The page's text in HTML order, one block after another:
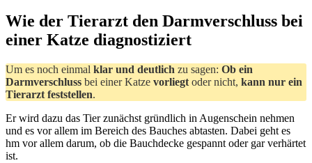
Wie der Tierarzt den Darmverschluss bei
einer Katze diagnostiziert
Um es noch einmal klar und deutlich zu sagen: Ob ein
Darmverschluss bei einer Katze vorliegt oder nicht, kann nur ein
Tierarzt feststellen.
Er wird dazu das Tier zunächst gründlich in Augenschein nehmen
und es vor allem im Bereich des Bauches abtasten. Dabei geht es
hm vor allem darum, ob die Bauchdecke gespannt oder gar verhärtet
ist.